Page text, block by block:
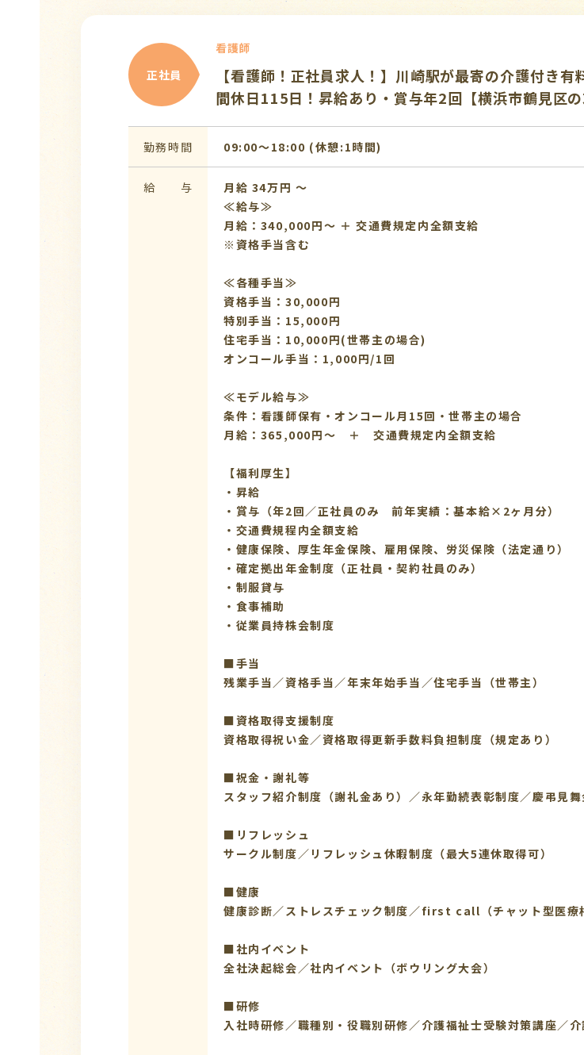
正社員
看護師
【看護師！正社員求人！】川崎駅が最寄の介護付き
間休日115日！昇給あり・賞与年2回【横浜市鶴見区の
勤務時間 09:00〜18:00 (休憩:1時間)
給 与
月給 34万円 〜
≪給与≫
月給：340,000円～ ＋ 交通費規定内全額支給
※資格手当含む
≪各種手当≫
資格手当：30,000円
特別手当：15,000円
住宅手当：10,000円(世帯主の場合)
オンコール手当：1,000円/1回
≪モデル給与≫
条件：看護師保有・オンコール月15回・世帯主の場合
月給：365,000円～ ＋ 交通費規定内全額支給
【福利厚生】
・昇給
・賞与（年2回／正社員のみ 前年実績：基本給×2ヶ月分）
・交通費規程内全額支給
・健康保険、厚生年金保険、雇用保険、労災保険（法定通り）
・確定拠出年金制度（正社員・契約社員のみ）
・制服貸与
・食事補助
・従業員持株会制度
■手当
残業手当／資格手当／年末年始手当／住宅手当（世帯主）
■資格取得支援制度
資格取得祝い金／資格取得更新手数料負担制度（規定あり）
■祝金・謝礼等
スタッフ紹介制度（謝礼金あり）／永年勤続表彰制度／慶弔見
■リフレッシュ
サークル制度／リフレッシュ休暇制度（最大5連休取得可）
■健康
健康診断／ストレスチェック制度／first call（チャット型医療
■社内イベント
全社決起総会／社内イベント（ボウリング大会）
■研修
入社時研修／職種別・役職別研修／介護福祉士受験対策講座／